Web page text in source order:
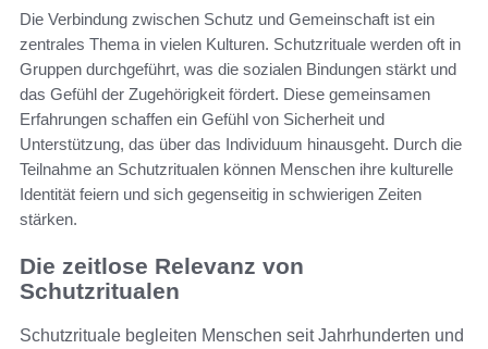
Die Verbindung zwischen Schutz und Gemeinschaft ist ein
zentrales Thema in vielen Kulturen. Schutzrituale werden oft in
Gruppen durchgeführt, was die sozialen Bindungen stärkt und
das Gefühl der Zugehörigkeit fördert. Diese gemeinsamen
Erfahrungen schaffen ein Gefühl von Sicherheit und
Unterstützung, das über das Individuum hinausgeht. Durch die
Teilnahme an Schutzritualen können Menschen ihre kulturelle
Identität feiern und sich gegenseitig in schwierigen Zeiten
stärken.
Die zeitlose Relevanz von
Schutzritualen
Schutzrituale begleiten Menschen seit Jahrhunderten und